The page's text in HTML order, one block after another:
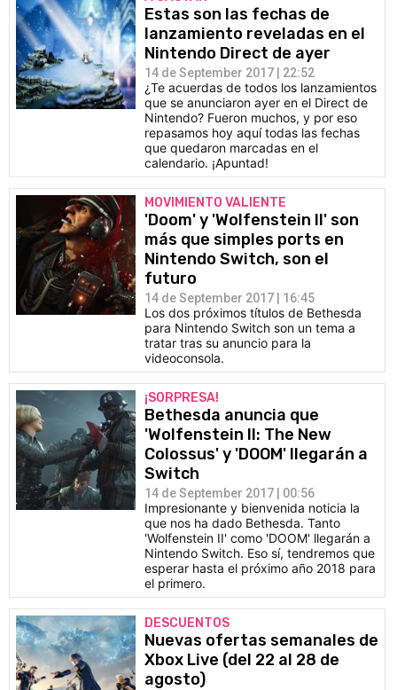
Estas son las fechas de
lanzamiento reveladas en el
Nintendo Direct de ayer
14 de September 2017 | 22:52
¿Te acuerdas de todos los lanzamientos
que se anunciaron ayer en el Direct de
Nintendo? Fueron muchos, y por eso
repasamos hoy aquí todas las fechas
que quedaron marcadas en el
calendario. ¡Apuntad!
MOVIMIENTO VALIENTE
'Doom' y 'Wolfenstein II' son
más que simples ports en
Nintendo Switch, son el
futuro
14 de September 2017 | 16:45
Los dos próximos títulos de Bethesda
para Nintendo Switch son un tema a
tratar tras su anuncio para la
videoconsola.
¡SORPRESA!
Bethesda anuncia que
'Wolfenstein II: The New
Colossus' y 'DOOM' llegarán a
Switch
14 de September 2017 | 00:56
Impresionante y bienvenida noticia la
que nos ha dado Bethesda. Tanto
'Wolfenstein II' como 'DOOM' llegarán a
Nintendo Switch. Eso sí, tendremos que
esperar hasta el próximo año 2018 para
el primero.
DESCUENTOS
Nuevas ofertas semanales de
Xbox Live (del 22 al 28 de
agosto)